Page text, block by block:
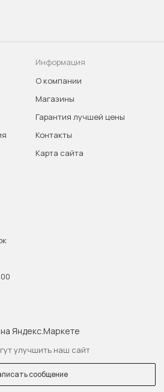
Информация
О компании
Магазины
Гарантия лучшей цены
Контакты
Карта сайта
улучшить наш сайт
сообщение